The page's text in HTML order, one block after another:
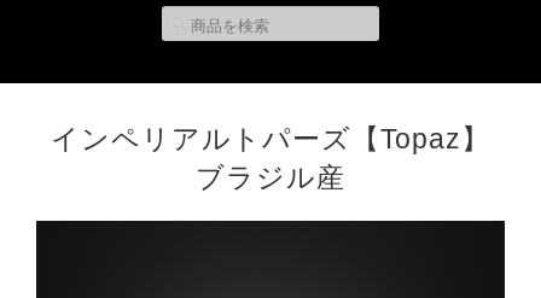
インペリアルトパーズ【Topaz】
ブラジル産